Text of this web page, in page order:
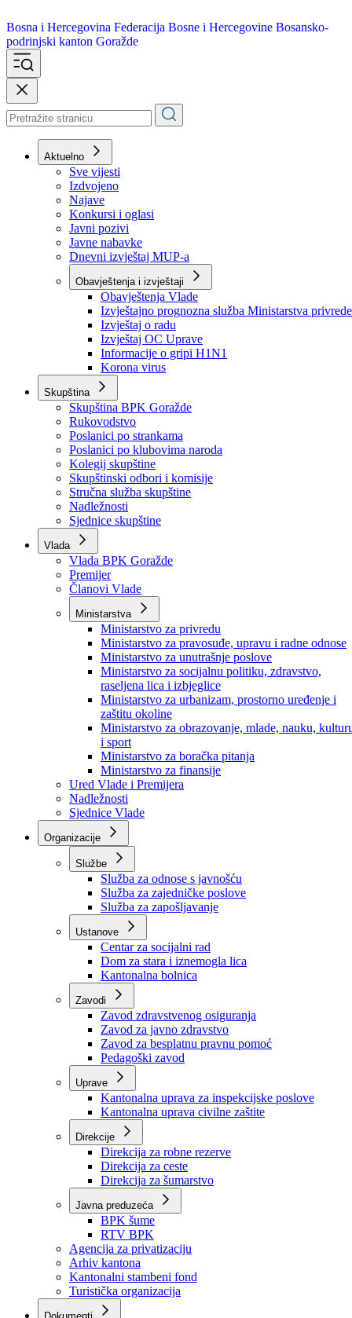
Bosna i Hercegovina
podrinjski kanton Goražde
Aktuelno
Sve vijesti
Izdvojeno
Najave
Konkursi i oglasi
Javni pozivi
Javne nabavke
Dnevni izvještaj MUP-a
Obavještenja i izvještaji
Obavještenja Vlade
Izvještajno prognozna služba Ministarstva privrede
Izvještaj o radu
Izvještaj OC Uprave
Informacije o gripi H1N1
Korona virus
Skupština
Skupština BPK Goražde
Rukovodstvo
Poslanici po strankama
Poslanici po klubovima naroda
Kolegij skupštine
Skupštinski odbori i komisije
Stručna služba skupštine
Nadležnosti
Sjednice skupštine
Vlada
Vlada BPK Goražde
Premijer
Članovi Vlade
Ministarstva
Ministarstvo za privredu
Ministarstvo za pravosuđe, upravu i radne odnose
Ministarstvo za unutrašnje poslove
Ministarstvo za socijalnu politiku, zdravstvo,
raseljena lica i izbjeglice
Ministarstvo za urbanizam, prostorno uređenje i
zaštitu okoline
Ministarstvo za obrazovanje, mlade, nauku,
i sport
Ministarstvo za boračka pitanja
Ministarstvo za finansije
Ured Vlade i Premijera
Nadležnosti
Sjednice Vlade
Organizacije
Službe
Služba za odnose s javnošću
Služba za zajedničke poslove
Služba za zapošljavanje
Ustanove
Centar za socijalni rad
Dom za stara i iznemogla lica
Kantonalna bolnica
Zavodi
Zavod zdravstvenog osiguranja
Zavod za javno zdravstvo
Zavod za besplatnu pravnu pomoć
Pedagoški zavod
Kantonalna uprava za inspekcijske poslove
Kantonalna uprava civilne zaštite
Direkcije
Direkcija za robne rezerve
Direkcija za ceste
Direkcija za šumarstvo
Javna preduzeća
BPK šume
RTV BPK
Agencija za privatizaciju
Arhiv kantona